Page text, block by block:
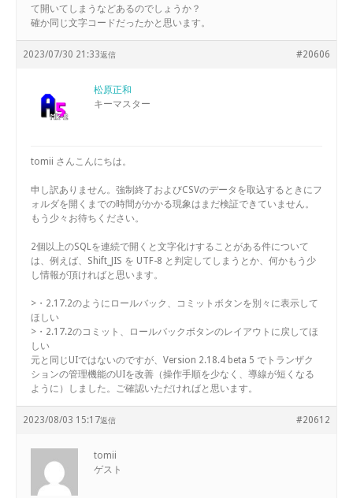
て開いてしまうなどあるのでしょうか？
確か同じ文字コードだったかと思います。
2023/07/30 21:33 #20606
返信
松原正和
キーマスター
tomii さんこんにちは。
申し訳ありません。強制終了およびCSVのデータを取込するときにフ
ォルダを開くまでの時間がかかる現象はまだ検証できていません。
もう少々お待ちください。
2個以上のSQLを連続で開くと文字化けすることがある件について
は、例えば、Shift_JIS を UTF-8 と判定してしまうとか、何かもう少
し情報が頂ければと思います。
>・2.17.2のようにロールバック、コミットボタンを別々に表示して
ほしい
>・2.17.2のコミット、ロールバックボタンのレイアウトに戻してほ
しい
元と同じUIではないのですが、Version 2.18.4 beta 5 でトランザク
ションの管理機能のUIを改善（操作手順を少なく、導線が短くなる
ように）しました。ご確認いただければと思います。
2023/08/03 15:17 #20612
返信
tomii
ゲスト